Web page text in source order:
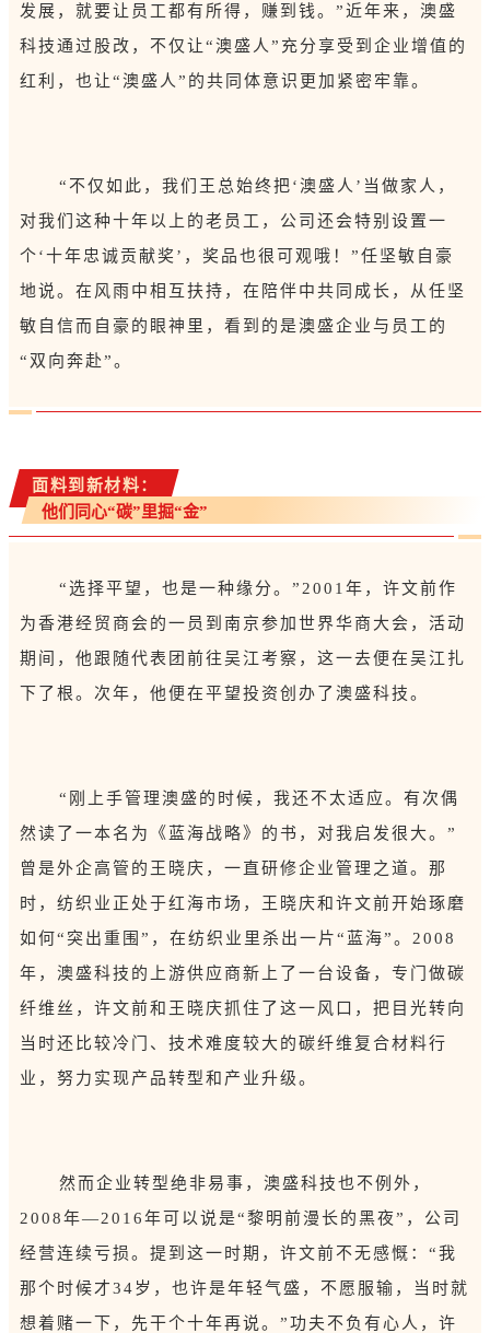
发展，就要让员工都有所得，赚到钱。”近年来，澳盛
科技通过股改，不仅让“澳盛人”充分享受到企业增值的
红利，也让“澳盛人”的共同体意识更加紧密牢靠。
“不仅如此，我们王总始终把‘澳盛人’当做家人，
对我们这种十年以上的老员工，公司还会特别设置一
个‘十年忠诚贡献奖’，奖品也很可观哦！”任坚敏自豪
地说。在风雨中相互扶持，在陪伴中共同成长，从任坚
敏自信而自豪的眼神里，看到的是澳盛企业与员工的
“双向奔赴”。
面料到新材料：
他们同心“碳”里掘“金”
“选择平望，也是一种缘分。”2001年，许文前作
为香港经贸商会的一员到南京参加世界华商大会，活动
期间，他跟随代表团前往吴江考察，这一去便在吴江扎
下了根。次年，他便在平望投资创办了澳盛科技。
“刚上手管理澳盛的时候，我还不太适应。有次偶
然读了一本名为《蓝海战略》的书，对我启发很大。”
曾是外企高管的王晓庆，一直研修企业管理之道。那
时，纺织业正处于红海市场，王晓庆和许文前开始琢磨
如何“突出重围”，在纺织业里杀出一片“蓝海”。2008
年，澳盛科技的上游供应商新上了一台设备，专门做碳
纤维丝，许文前和王晓庆抓住了这一风口，把目光转向
当时还比较冷门、技术难度较大的碳纤维复合材料行
业，努力实现产品转型和产业升级。
然而企业转型绝非易事，澳盛科技也不例外，
2008年—2016年可以说是“黎明前漫长的黑夜”，公司
经营连续亏损。提到这一时期，许文前不无感慨：“我
那个时候才34岁，也许是年轻气盛，不愿服输，当时就
想着赌一下，先干个十年再说。”功夫不负有心人，许